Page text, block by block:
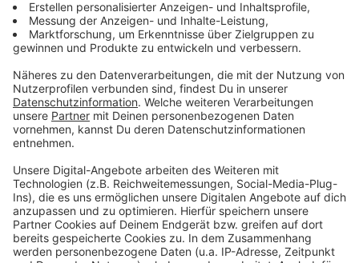
einzubetten. Dieser Service kann
Daten zu Ihren Aktivitäten
sammeln. Bitte lesen Sie die
Nutzung des Service zu, um dieses
Video anzusehen.
Mehr Informationen
Akzeptieren
powered byUsercentrics Consent
Management Platform
Die neue Single von One Republic: "West Coast"
Anzeige